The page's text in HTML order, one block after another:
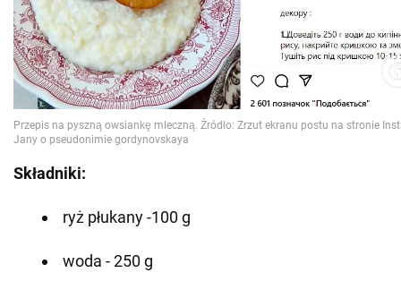
Składniki:
ryż płukany -100 g
woda - 250 g